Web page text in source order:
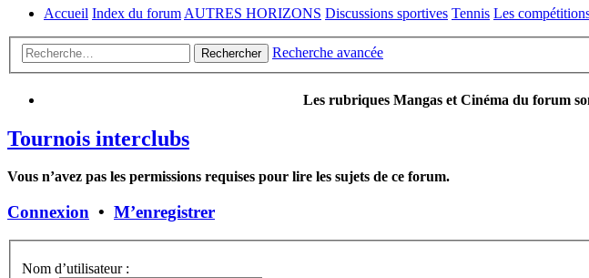
Accueil Index du forum AUTRES HORIZONS Discussions sportives Tennis Les
Rechercher Recherche avancée
Les rubriques Mangas et Cinéma du forum
Tournois interclubs
Vous n’avez pas les permissions requises pour lire les sujets de ce forum.
Connexion • M’enregistrer
Nom d’utilisateur :